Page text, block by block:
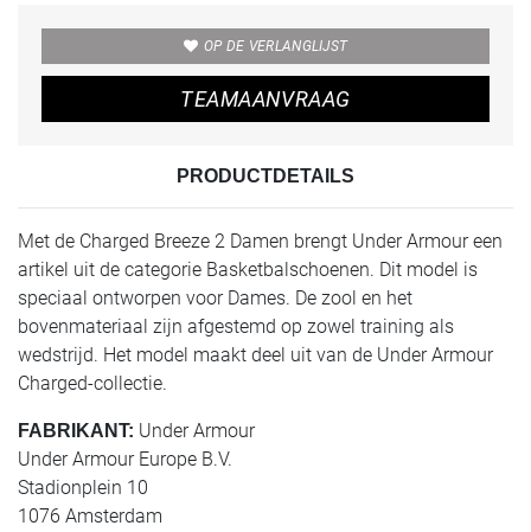
OP DE VERLANGLIJST
TEAMAANVRAAG
PRODUCTDETAILS
Met de Charged Breeze 2 Damen brengt Under Armour een
artikel uit de categorie Basketbalschoenen. Dit model is
speciaal ontworpen voor Dames. De zool en het
bovenmateriaal zijn afgestemd op zowel training als
wedstrijd. Het model maakt deel uit van de Under Armour
Charged-collectie.
FABRIKANT: Under Armour
Under Armour Europe B.V.
Stadionplein 10
1076 Amsterdam